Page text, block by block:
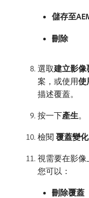
儲存至
刪除
選取​建立影像
案，或使用​使
描述覆蓋。
按一下​產生。
檢閱​ 覆蓋變化
視需要在影像
您可以：
刪除覆蓋